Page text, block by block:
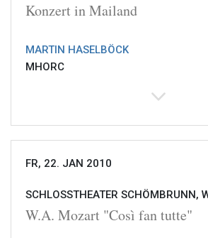
Konzert in Mailand
MARTIN HASELBÖCK
MHORC
FR, 22. JAN 2010
SCHLOSSTHEATER SCHÖMBRUNN,
W.A. Mozart "Così fan tutte"